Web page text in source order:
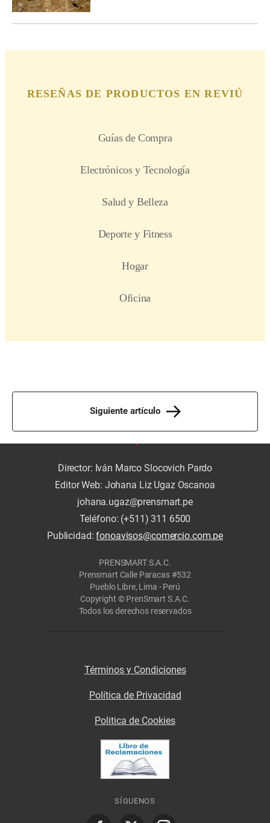
Siguiente artículo
Director: Iván Marco Slocovich Pardo
Editor Web: Johana Liz Ugaz Oscanoa
johana.ugaz@prensmart.pe
Teléfono: (+511) 311 6500
Publicidad:fonoavisos@comercio.com.pe
PRENSMART S.A.C.
Prensmart Calle Paracas #532
Pueblo Libre, Lima - Perú
Copyright © PrenSmart S.A.C.
Todos los derechos reservados
Términos y Condiciones
Política de Privacidad
Politica de Cookies
SÍGUENOS